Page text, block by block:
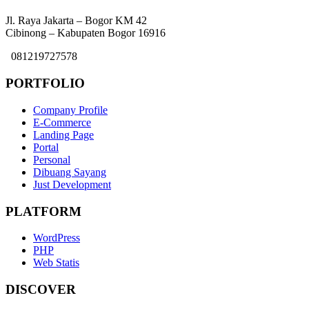
Jl. Raya Jakarta – Bogor KM 42
Cibinong – Kabupaten Bogor 16916
081219727578
PORTFOLIO
Company Profile
E-Commerce
Landing Page
Portal
Personal
Dibuang Sayang
Just Development
PLATFORM
WordPress
PHP
Web Statis
DISCOVER